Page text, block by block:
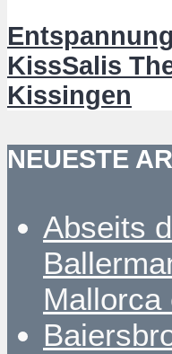
KissSalis
Kissingen
NEUESTE
Abseits
Mallorca